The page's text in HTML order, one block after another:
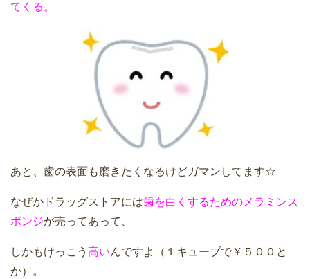
てくる。
あと、歯の表面も磨きたくなるけどガマンしてます☆
なぜかドラッグストアには歯を白くするためのメラミンス
ポンジが売ってあって、
しかもけっこう 高いんですよ（１キューブで￥５００と
か）。